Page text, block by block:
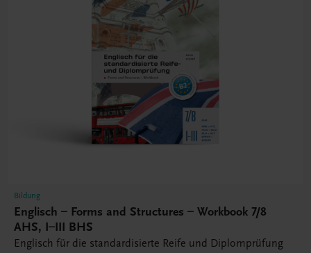
Bildung
Englisch – Forms and Structures – Workbook 7/8
AHS, I–III BHS
Englisch für die standardisierte Reife und Diplomprüfung